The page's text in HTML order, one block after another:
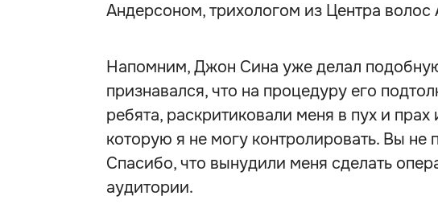
Андерсоном, трихологом из Центра волос
Напомним, Джон Сина уже делал
признавался, что на процедуру его
ребята, раскритиковали меня в пух и
которую я не могу контролировать. Вы не
Спасибо, что вынудили меня сделать
аудитории.